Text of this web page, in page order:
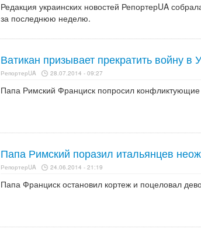
Редакция украинских новостей РепортерUA
за последнюю неделю.
Ватикан призывает прекратить войну в
РепортерUA 28.07.2014 - 09:27
Папа Римский Франциск попросил конфликтующие
Папа Римский поразил итальянцев
РепортерUA 24.06.2014 - 21:19
Папа Франциск остановил кортеж и поцеловал